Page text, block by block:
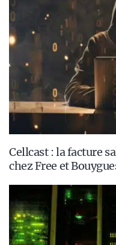
Cellcast : la facture
chez Free et